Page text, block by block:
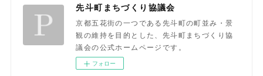
先斗町まちづくり協議会
京都五花街の一つである先斗町の町並み・景
観の維持を目的とした、先斗町まちづくり協
議会の公式ホームページです。
フォロー